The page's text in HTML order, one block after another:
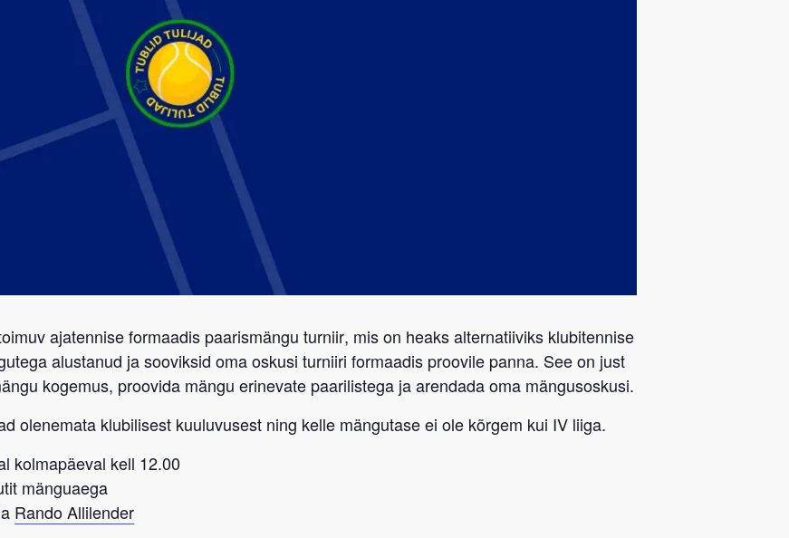
ajatennise formaadis paarismängu turniir, mis on heaks alternatiiviks klubitennise
alustanud ja sooviksid oma oskusi turniiri formaadis proovile panna. See on just
kogemus, proovida mängu erinevate paarilistega ja arendada oma mängusoskusi.
olenemata klubilisest kuuluvusest ning kelle mängutase ei ole kõrgem kui IV liiga.
kolmapäeval kell 12.00
mänguaega
Rando Allilender